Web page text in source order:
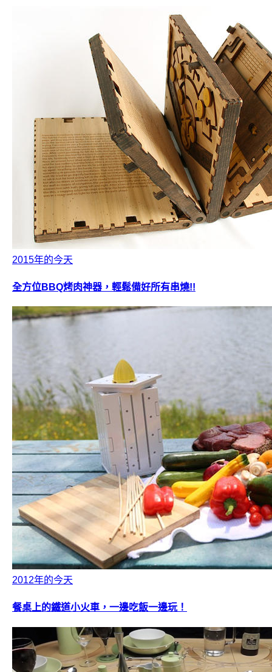
2015年的今天
全方位BBQ烤肉神器，輕鬆備好所有串燒!!
2012年的今天
餐桌上的鐵道小火車，一邊吃飯一邊玩！